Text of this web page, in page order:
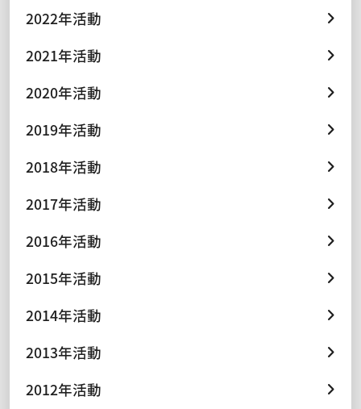
2022年活動
2021年活動
2020年活動
2019年活動
2018年活動
2017年活動
2016年活動
2015年活動
2014年活動
2013年活動
2012年活動